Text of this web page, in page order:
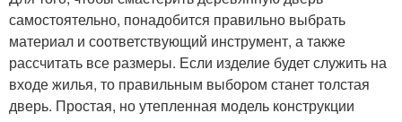
самостоятельно, понадобится правильно выбрать
материал и соответствующий инструмент, а также
рассчитать все размеры. Если изделие будет служить на
входе жилья, то правильным выбором станет толстая
дверь. Простая, но утепленная модель конструкции